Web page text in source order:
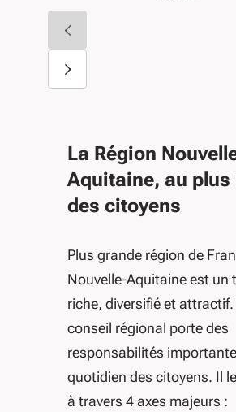
Diapositive précédente
Diapositive suivante
La Région
Aquitaine, au plus
des citoyens
Plus grande région de
Nouvelle-Aquitaine est un
riche, diversifié et attractif.
conseil régional porte des
responsabilités
quotidien des citoyens. Il
à travers 4 axes majeurs :